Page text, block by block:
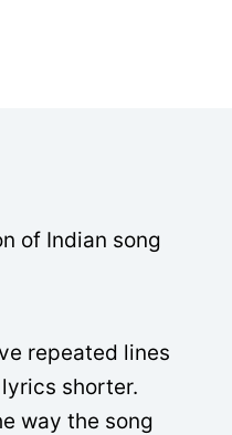
of Indian song
repeated lines
shorter.
way the song